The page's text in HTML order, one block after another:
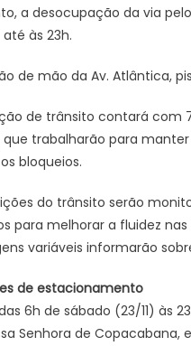
a desocupação da via
às 23h.
de mão da Av. Atlântica,
de trânsito contará com
trabalharão para
bloqueios.
do trânsito serão
para melhorar a fluidez
variáveis informarão
de estacionamento
6h de sábado (23/11) às
Senhora de Copacabana,